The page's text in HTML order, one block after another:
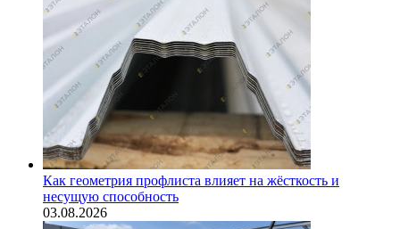
Как геометрия профлиста влияет на жёсткость и
несущую способность
03.08.2026